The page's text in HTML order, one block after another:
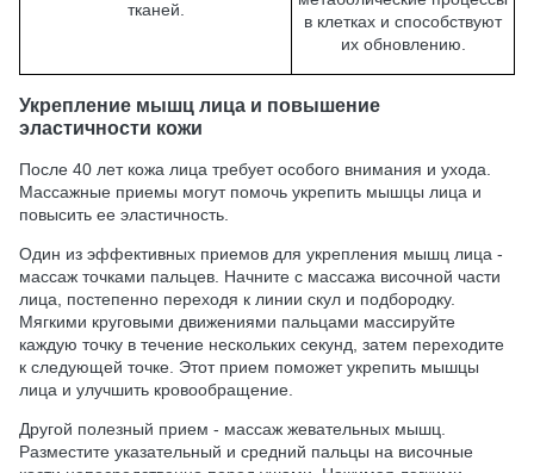
тканей.
в клетках и способствуют
их обновлению.
Укрепление мышц лица и повышение
эластичности кожи
После 40 лет кожа лица требует особого внимания и ухода.
Массажные приемы могут помочь укрепить мышцы лица и
повысить ее эластичность.
Один из эффективных приемов для укрепления мышц лица -
массаж точками пальцев. Начните с массажа височной части
лица, постепенно переходя к линии скул и подбородку.
Мягкими круговыми движениями пальцами массируйте
каждую точку в течение нескольких секунд, затем переходите
к следующей точке. Этот прием поможет укрепить мышцы
лица и улучшить кровообращение.
Другой полезный прием - массаж жевательных мышц.
Разместите указательный и средний пальцы на височные